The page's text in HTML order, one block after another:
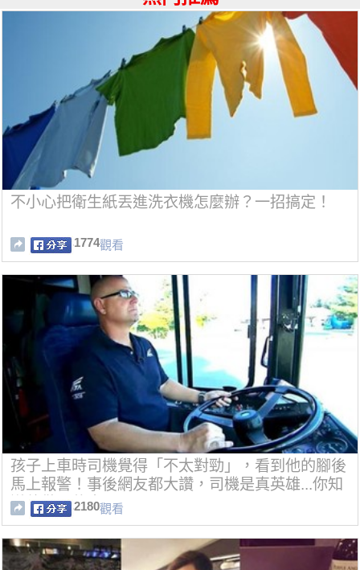
不小心把衛生紙丟進洗衣機怎麼辦？一招搞定！
1774觀看
孩子上車時司機覺得「不太對勁」，看到他的腳後
馬上報警！事後網友都大讚，司機是真英雄...你知
道他做了什麽嗎？
2180觀看